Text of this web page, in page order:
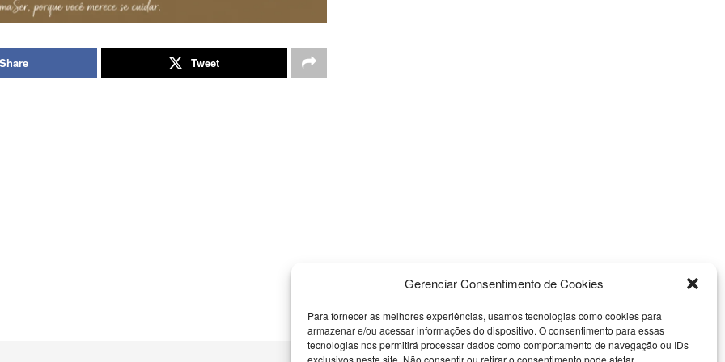
Gerenciar Consentimento de Cookies
Para fornecer as melhores experiências, usamos tecnologias como cookies para
armazenar e/ou acessar informações do dispositivo. O consentimento para essas
tecnologias nos permitirá processar dados como comportamento de navegação ou IDs
exclusivos neste site. Não consentir ou retirar o consentimento pode afetar
Tweet